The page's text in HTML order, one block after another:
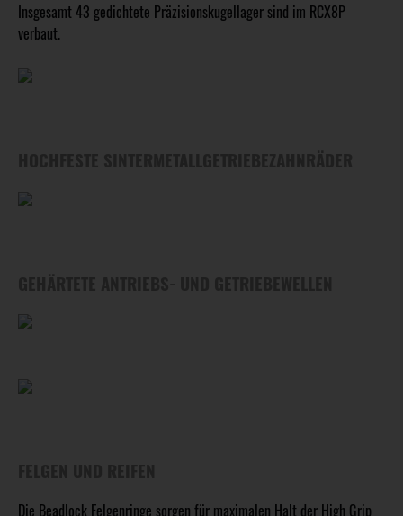
Insgesamt 43 gedichtete Präzisionskugellager sind im RCX8P
verbaut.
Die Beadlock Felgenringe sorgen für maximalen Halt der High Grip